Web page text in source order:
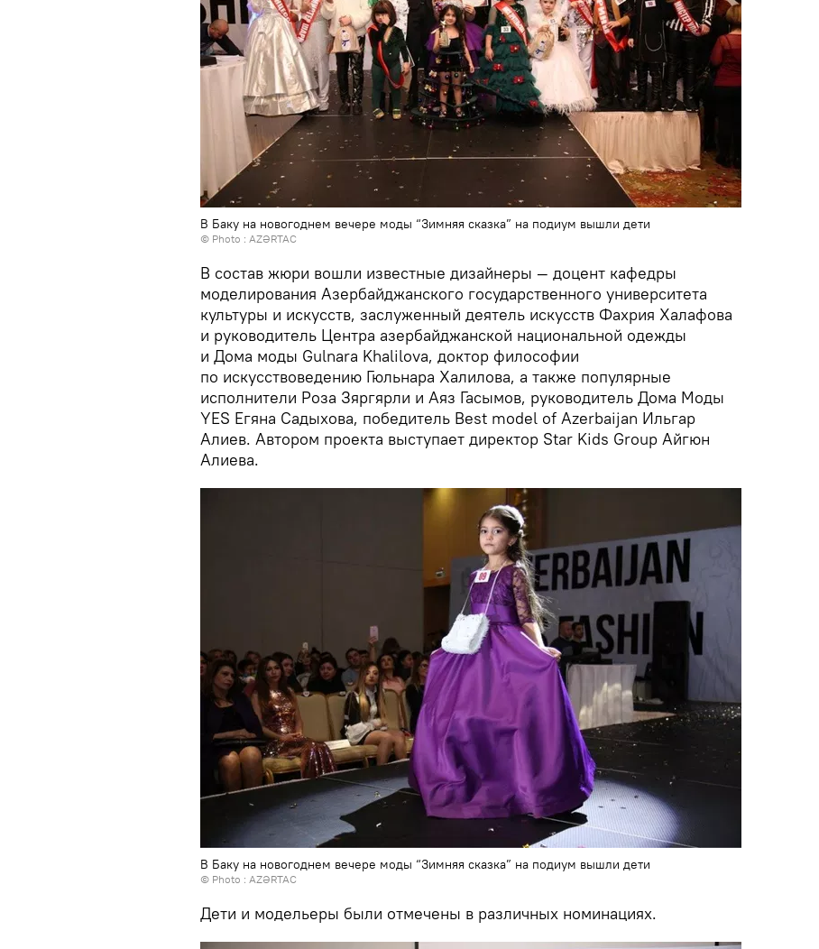
В Баку на новогоднем вечере моды “Зимняя сказка” на подиум вышли дети
© Photo : AZƏRTAC
В состав жюри вошли известные дизайнеры — доцент кафедры
моделирования Азербайджанского государственного университета
культуры и искусств, заслуженный деятель искусств Фахрия Халафова
и руководитель Центра азербайджанской национальной одежды
и Дома моды Gulnara Khalilova, доктор философии
по искусствоведению Гюльнара Халилова, а также популярные
исполнители Роза Зяргярли и Аяз Гасымов, руководитель Дома Моды
YES Егяна Садыхова, победитель Best model of Azerbaijan Ильгар
Алиев. Автором проекта выступает директор Star Kids Group Айгюн
Алиева.
В Баку на новогоднем вечере моды “Зимняя сказка” на подиум вышли дети
© Photo : AZƏRTAC
Дети и модельеры были отмечены в различных номинациях.